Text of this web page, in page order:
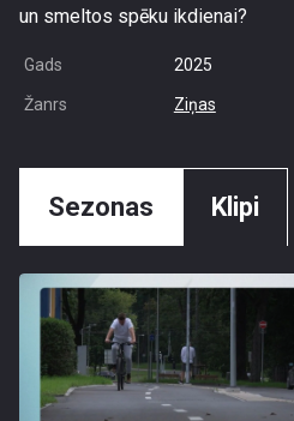
un smeltos spēku ikdienai?
Gads 2025
Žanrs Ziņas
Sezonas Klipi